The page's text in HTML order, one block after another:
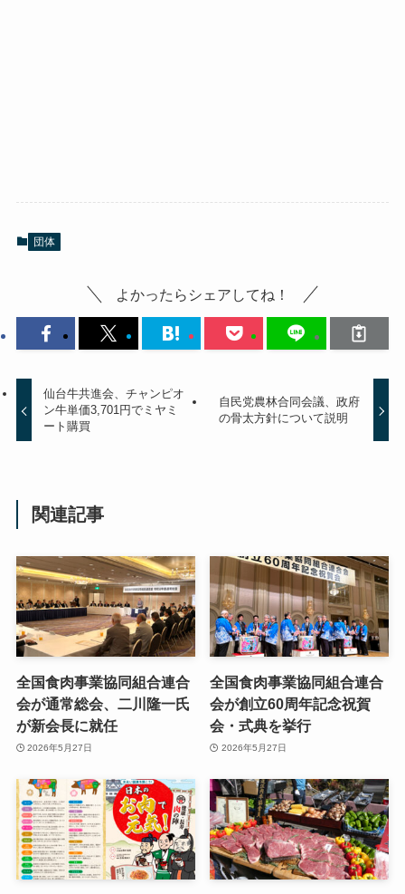
団体
よかったらシェアしてね！
仙台牛共進会、チャンピオ
ン牛単価3,701円でミヤミ
ート購買
自民党農林合同会議、政府
の骨太方針について説明
関連記事
全国食肉事業協同組合連合
会が通常総会、二川隆一氏
が新会長に就任
2026年5月27日
全国食肉事業協同組合連合
会が創立60周年記念祝賀
会・式典を挙行
2026年5月27日